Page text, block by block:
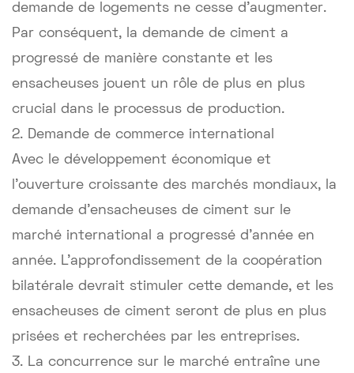
demande de logements ne cesse d'augmenter.
Par conséquent, la demande de ciment a
progressé de manière constante et les
ensacheuses jouent un rôle de plus en plus
crucial dans le processus de production.
2. Demande de commerce international
Avec le développement économique et
l'ouverture croissante des marchés mondiaux, la
demande d'ensacheuses de ciment sur le
marché international a progressé d'année en
année. L'approfondissement de la coopération
bilatérale devrait stimuler cette demande, et les
ensacheuses de ciment seront de plus en plus
prisées et recherchées par les entreprises.
3. La concurrence sur le marché entraîne une